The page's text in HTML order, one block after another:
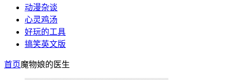
动漫杂谈
心灵鸡汤
好玩的工具
搞笑英文版
首页魔物娘的医生